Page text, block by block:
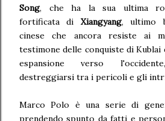
Song, che ha la sua ultima
fortificata di Xiangyang, ultimo
cinese che ancora resiste ai
testimone delle conquiste di Kublai
espansione verso
destreggiarsi tra i pericoli e gli
Marco Polo è una serie di
prendendo spunto da fatti e